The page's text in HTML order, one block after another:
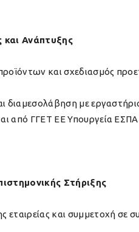
και Ανάπτυξης
και σχεδιασμός
διαμεσολάβηση με
από ΓΓΕΤ ΕΕ Υπουργεία
Στήριξης
και συμμετοχή σε